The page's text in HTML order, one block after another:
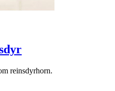
reinsdyrhorn.